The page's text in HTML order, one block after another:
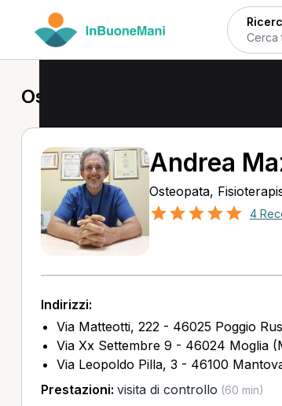
Osteopata a Poggio Rusco
Andrea
Osteopata,
4
Indirizzi:
Via Matteotti, 222 - 46025 Poggio
Via Xx Settembre 9 - 46024 Moglia
Via Leopoldo Pilla, 3 - 46100
Prestazioni: visita di controllo (60 min)